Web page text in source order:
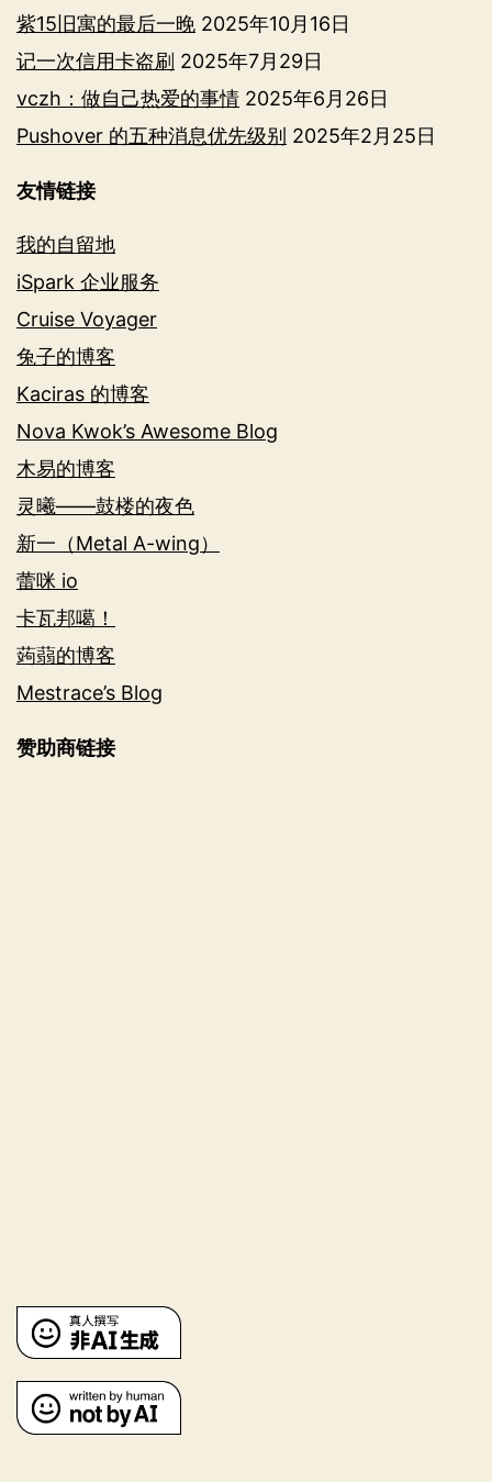
紫15旧寓的最后一晚 2025年10月16日
记一次信用卡盗刷 2025年7月29日
vczh：做自己热爱的事情 2025年6月26日
Pushover 的五种消息优先级别 2025年2月25日
友情链接
我的自留地
iSpark 企业服务
Cruise Voyager
兔子的博客
Kaciras 的博客
Nova Kwok’s Awesome Blog
木易的博客
灵曦——鼓楼的夜色
新一（Metal A-wing）
蕾咪 io
卡瓦邦噶！
蒟蒻的博客
Mestrace’s Blog
赞助商链接